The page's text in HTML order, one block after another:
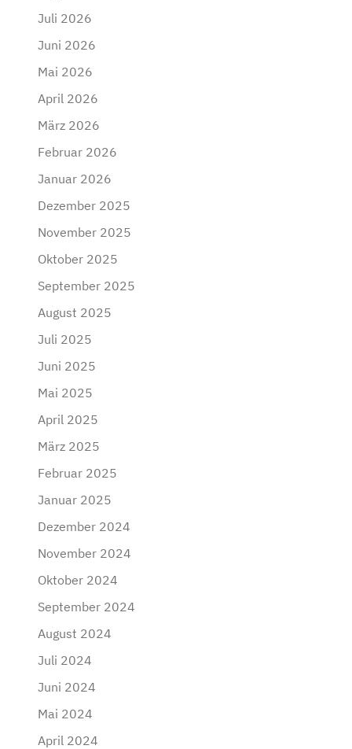
Juli 2026
Juni 2026
Mai 2026
April 2026
März 2026
Februar 2026
Januar 2026
Dezember 2025
November 2025
Oktober 2025
September 2025
August 2025
Juli 2025
Juni 2025
Mai 2025
April 2025
März 2025
Februar 2025
Januar 2025
Dezember 2024
November 2024
Oktober 2024
September 2024
August 2024
Juli 2024
Juni 2024
Mai 2024
April 2024